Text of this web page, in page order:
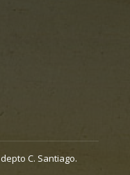
C. Santiago.